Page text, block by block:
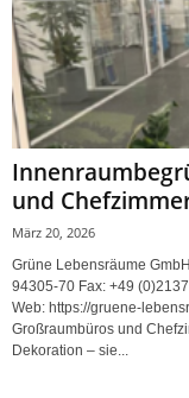
und
März 20, 2026
Grüne Lebensräume
94305-70 Fax: +49
Web: https://gruene-
Großraumbüros und
Dekoration – sie...